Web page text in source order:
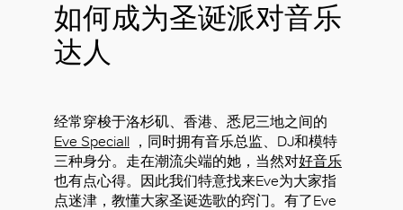
如何成为圣诞派对音乐
达人
经常穿梭于洛杉矶、香港、悉尼三地之间的
Eve Speciall ，同时拥有音乐总监、DJ和模特
三种身分。走在潮流尖端的她，当然对好音乐
也有点心得。因此我们特意找来Eve为大家指
点迷津，教懂大家圣诞选歌的窍门。有了Eve